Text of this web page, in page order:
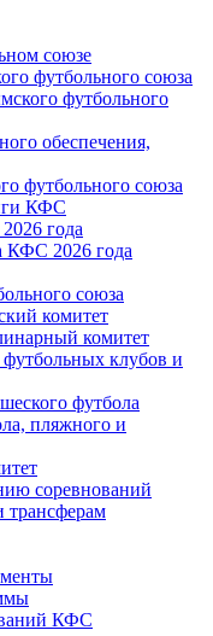
союзе
футбольного союза
футбольного
обеспечения,
футбольного союза
КФС
года
КФС 2026 года
союза
комитет
комитет
клубов и
футбола
пляжного и
соревнований
трансферам
КФС